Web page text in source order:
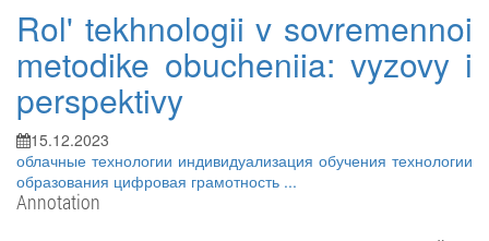
Rol' tekhnologii v sovremennoi
metodike obucheniia: vyzovy i
perspektivy
15.12.2023
облачные технологии индивидуализация обучения технологии
образования цифровая грамотность ...
Annotation